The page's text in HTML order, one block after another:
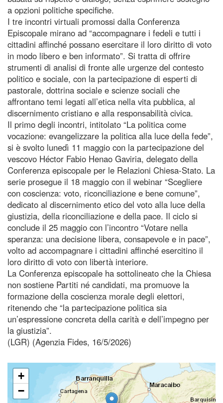
a opzioni politiche specifiche.
I tre incontri virtuali promossi dalla Conferenza
Episcopale mirano ad “accompagnare i fedeli e tutti i
cittadini affinché possano esercitare il loro diritto di voto
in modo libero e ben informato”. Si tratta di offrire
strumenti di analisi di fronte alle urgenze del contesto
politico e sociale, con la partecipazione di esperti di
pastorale, dottrina sociale e scienze sociali che
affrontano temi legati all’etica nella vita pubblica, al
discernimento cristiano e alla responsabilità civica.
Il primo degli incontri, intitolato “La politica come
vocazione: evangelizzare la politica alla luce della fede”,
si è svolto lunedì 11 maggio con la partecipazione del
vescovo Héctor Fabio Henao Gaviria, delegato della
Conferenza episcopale per le Relazioni Chiesa-Stato. La
serie prosegue il 18 maggio con il webinar “Scegliere
con coscienza: voto, riconciliazione e bene comune”,
dedicato al discernimento etico del voto alla luce della
giustizia, della riconciliazione e della pace. Il ciclo si
conclude il 25 maggio con l’incontro “Votare nella
speranza: una decisione libera, consapevole e in pace”,
volto ad accompagnare i cittadini affinché esercitino il
loro diritto di voto con libertà interiore.
La Conferenza episcopale ha sottolineato che la Chiesa
non sostiene Partiti né candidati, ma promuove la
formazione della coscienza morale degli elettori,
ritenendo che “la partecipazione politica sia
un’espressione concreta della carità e dell’impegno per
la giustizia”.
(LGR) (Agenzia Fides, 16/5/2026)
+
−